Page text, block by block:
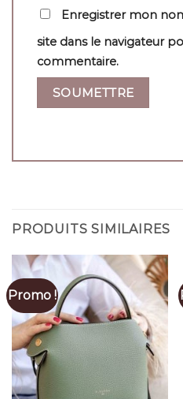
Enregistrer mon
site dans le navigateur
commentaire.
PRODUITS SIMILAIRES
Promo !